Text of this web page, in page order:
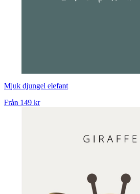
Mjuk djungel elefant
Från 149 kr